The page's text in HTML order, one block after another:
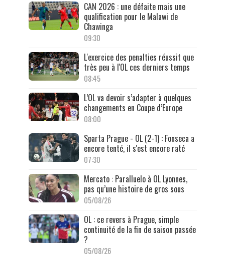
CAN 2026 : une défaite mais une
qualification pour le Malawi de
Chawinga
09:30
L'exercice des penalties réussit que
très peu à l'OL ces derniers temps
08:45
L’OL va devoir s’adapter à quelques
changements en Coupe d’Europe
08:00
Sparta Prague - OL (2-1) : Fonseca a
encore tenté, il s'est encore raté
07:30
Mercato : Paralluelo à OL Lyonnes,
pas qu’une histoire de gros sous
05/08/26
OL : ce revers à Prague, simple
continuité de la fin de saison passée
?
05/08/26